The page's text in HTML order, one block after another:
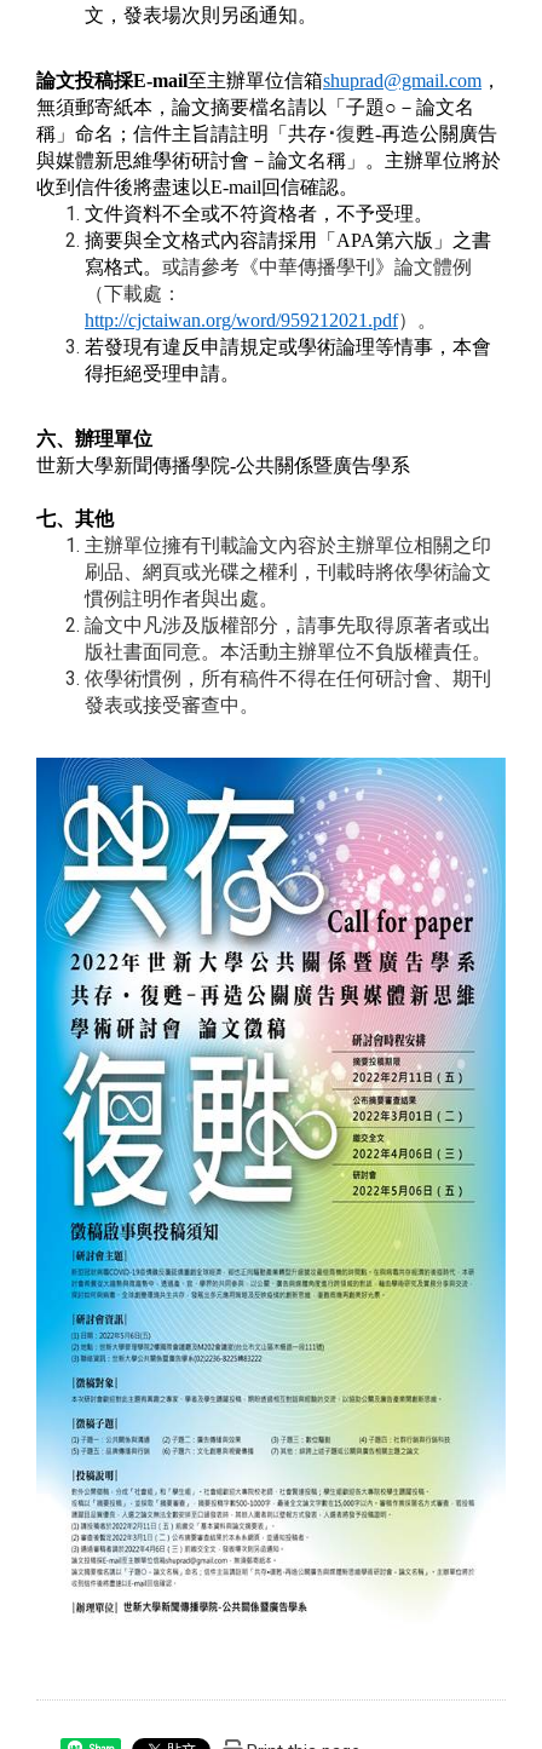
文，發表場次則另函通知。
論文投稿採E-mail至主辦單位信箱shuprad@gmail.com ，
無須郵寄紙本，論文摘要檔名請以「子題○－論文名
稱」命名；信件主旨請註明「共存･復甦-再造公關廣告
與媒體新思維學術研討會－論文名稱」。主辦單位將於
收到信件後將盡速以E-mail回信確認。
文件資料不全或不符資格者，不予受理。
摘要與全文格式內容請採用「 APA第六版」之書
寫格式。 或請參考《中華傳播學刊》論文體例
（下載處：
http://cjctaiwan.org/word/959212021.pdf）。
若發現有違反申請規定或學術論理等情事，本會
得拒絕受理申請。
六、辦理單位
世新大學新聞傳播學院-公共關係暨廣告學系
七、其他
主辦單位擁有刊載論文內容於主辦單位相關之印
刷品、網頁或光碟之權利，刊載時將依學術論文
慣例註明作者與出處。
論文中凡涉及版權部分，請事先取得原著者或出
版社書面同意。本活動主辦單位不負版權責任。
依學術慣例，所有稿件不得在任何研討會、期刊
發表或接受審查中。